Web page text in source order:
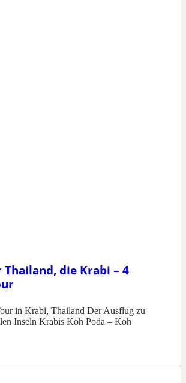
die Krabi – 4
in Krabi, Thailand Der Ausflug zu
Inseln Krabis Koh Poda – Koh